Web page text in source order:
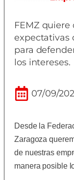
FEMZ
expectativas
para
los intereses.
07/09/
Desde la
Zaragoza
de nuestras
manera posible